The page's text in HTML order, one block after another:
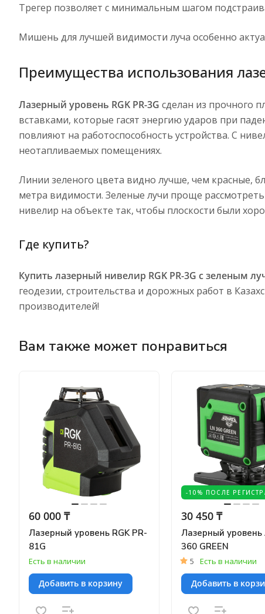
Трегер позволяет с минимальным шагом
Мишень для лучшей видимости луча особенно
Преимущества использования
Лазерный уровень RGK PR-3G сделан из прочного
вставками, которые гасят энергию ударов при
повлияют на работоспособность устройства. С
неотапливаемых помещениях.
Линии зеленого цвета видно лучше, чем красные,
метра видимости. Зеленые лучи проще
нивелир на объекте так, чтобы плоскости были
Где купить?
Купить лазерный нивелир RGK PR-3G с зеленым
геодезии, строительства и дорожных работ в
производителей!
Вам также может понравиться
60 000 ₸
Лазерный уровень RGK PR-
81G
Есть в наличии
Добавить в корзину
-10% ПОСЛЕ
30 450 ₸
Лазерный уровень
360 GREEN
5 Есть в наличии
Добавить в